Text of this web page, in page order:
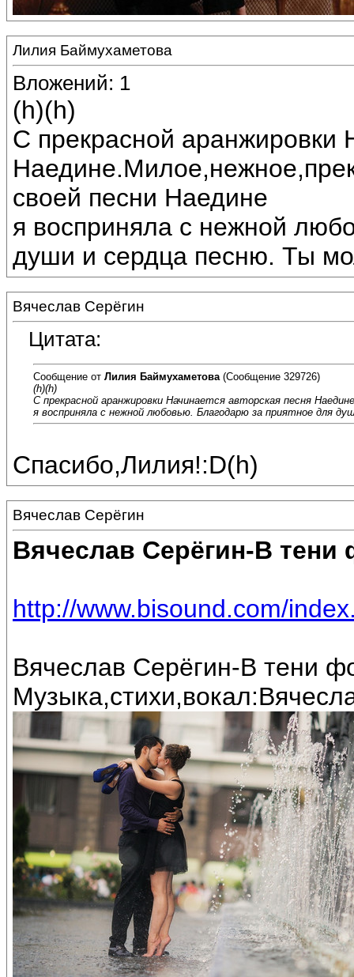
Лилия Баймухаметова
Вложений: 1
(h)(h)
С прекрасной аранжировки
своей песни Наедине
я восприняла с нежной
души и сердца песню. Ты
Вячеслав Серёгин
Цитата:
Сообщение от Лилия Баймухаметова (Сообщение 329726)
(h)(h)
С прекрасной аранжировки Начинается авторская песня
я восприняла с нежной любовью. Благодарю за приятное для
Спасибо,Лилия!:D(h)
Вячеслав Серёгин
Вячеслав Серёгин-В тени
http://www.bisound.com/
Вячеслав Серёгин-В тени